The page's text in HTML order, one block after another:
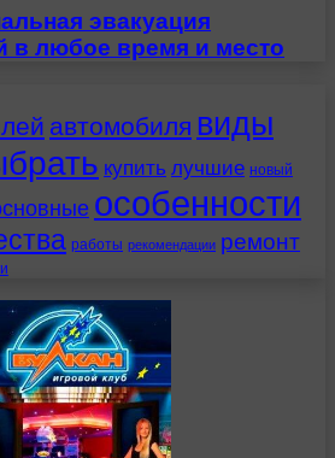
эвакуация
в любое время и место
автомобиля виды
купить лучшие новый
особенности
работы рекомендации ремонт